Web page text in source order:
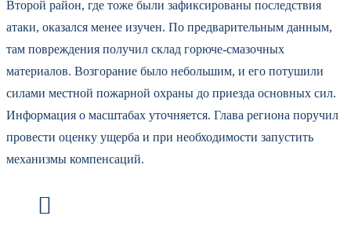
Второй район, где тоже были зафиксированы последствия
атаки, оказался менее изучен. По предварительным данным,
там повреждения получил склад горюче-смазочных
материалов. Возгорание было небольшим, и его потушили
силами местной пожарной охраны до приезда основных сил.
Информация о масштабах уточняется. Глава региона поручил
провести оценку ущерба и при необходимости запустить
механизмы компенсаций.